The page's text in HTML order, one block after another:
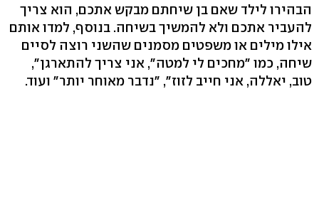
הבהירו לילד שאם בן שיחתם מבקש אתכם, הוא צריך
להעביר אתכם ולא להמשיך בשיחה. בנוסף, למדו אותם
אילו מילים או משפטים מסמנים שהשני רוצה לסיים
שיחה, כמו "מחכים לי למטה", אני צריך להתארגן",
טוב, יאללה, אני חייב לזוז", "נדבר מאוחר יותר" ועוד.